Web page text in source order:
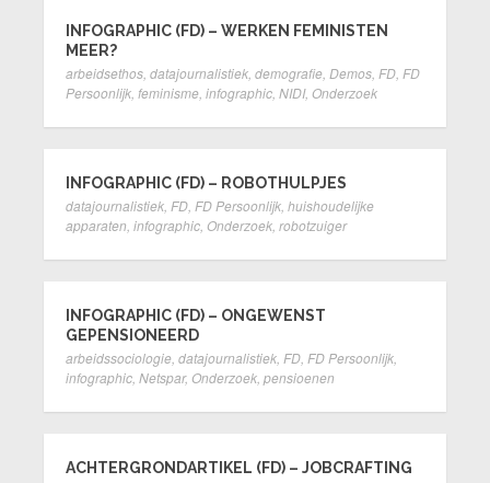
INFOGRAPHIC (FD) – WERKEN FEMINISTEN
MEER?
arbeidsethos, datajournalistiek, demografie, Demos, FD, FD
Persoonlijk, feminisme, infographic, NIDI, Onderzoek
INFOGRAPHIC (FD) – ROBOTHULPJES
datajournalistiek, FD, FD Persoonlijk, huishoudelijke
apparaten, infographic, Onderzoek, robotzuiger
INFOGRAPHIC (FD) – ONGEWENST
GEPENSIONEERD
arbeidssociologie, datajournalistiek, FD, FD Persoonlijk,
infographic, Netspar, Onderzoek, pensioenen
ACHTERGRONDARTIKEL (FD) – JOBCRAFTING